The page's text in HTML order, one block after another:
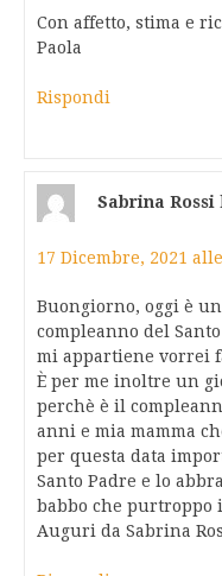
Con affetto, stima e
Paola
Rispondi
Sabrina Rossi
17 Dicembre, 2021
Buongiorno, oggi è
compleanno del
mi appartiene vorrei
È per me inoltre un
perchè è il
anni e mia mamma
per questa data
Santo Padre e lo
babbo che purtroppo
Auguri da Sabrina